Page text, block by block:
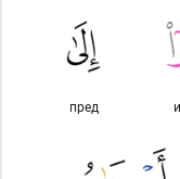
пред